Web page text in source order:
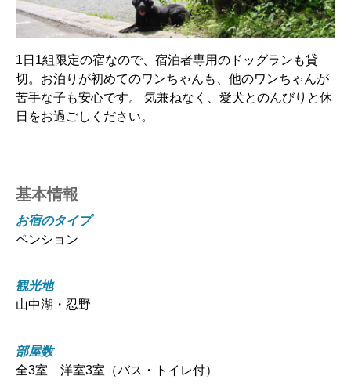
1日1組限定の宿なので、宿泊者専用のドッグランも貸
切。お泊りが初めてのワンちゃんも、他のワンちゃんが
苦手な子も安心です。 気兼ねなく、愛犬とのんびりと休
日をお過ごしください。
基本情報
お宿のタイプ
ペンション
観光地
山中湖・忍野
部屋数
全3室 洋室3室（バス・トイレ付）